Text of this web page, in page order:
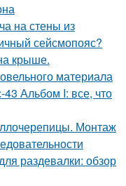
на стены из
сейсмопояс?
крыше.
материала
43 Альбом I: все, что
Монтаж
раздевалки: обзор